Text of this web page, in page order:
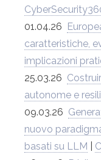
01.04.26
caratteristiche,
implicazioni
25.03.26
autonome e
09.03.26
nuovo
basati su LLM